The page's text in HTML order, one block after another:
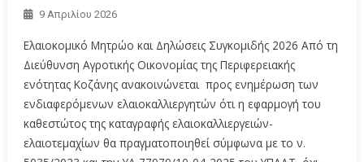
9 Απριλίου 2026
Ελαιοκομικό Μητρώο και Δηλώσεις Συγκομιδής 2026 Από τη
Διεύθυνση Αγροτικής Οικονομίας της Περιφερειακής
ενότητας Κοζάνης ανακοινώνεται προς ενημέρωση των
ενδιαφερόμενων ελαιοκαλλιεργητών ότι η εφαρμογή του
καθεστώτος της καταγραφής ελαιοκαλλιεργειών-
ελαιοτεμαχίων θα πραγματοποιηθεί σύμφωνα με το ν.